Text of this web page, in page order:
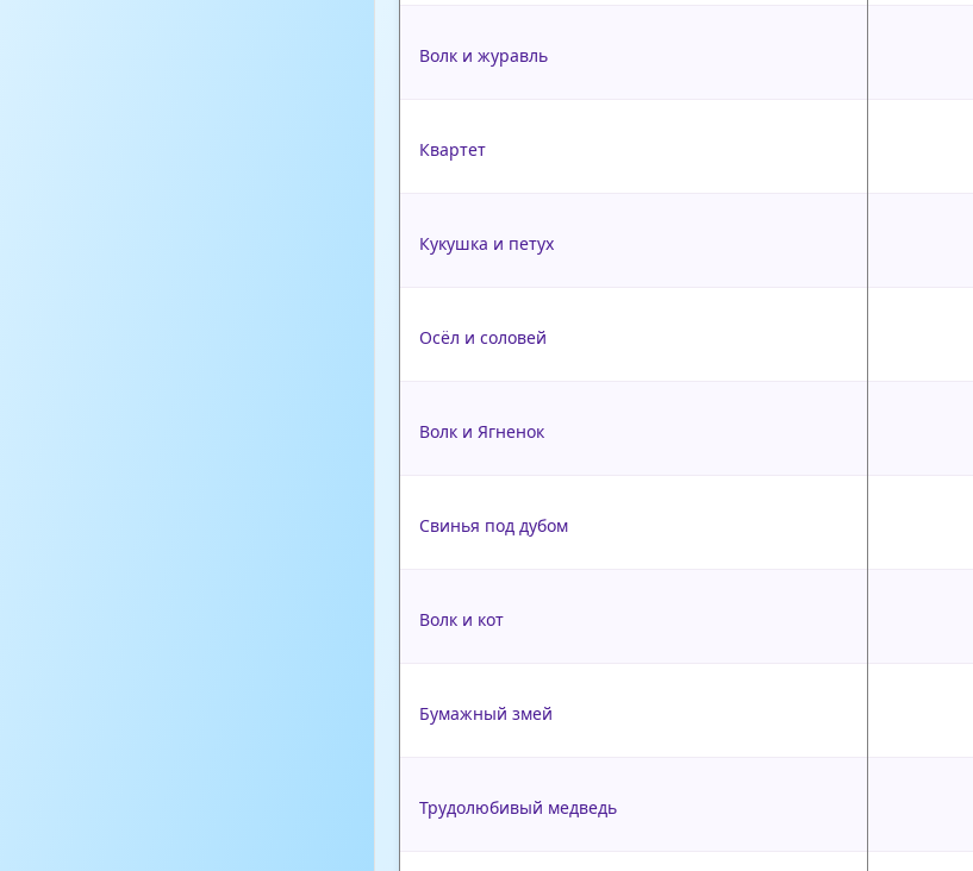
Волк и журавль
Квартет
Кукушка и петух
Осёл и соловей
Волк и Ягненок
Свинья под дубом
Волк и кот
Бумажный змей
Трудолюбивый медведь